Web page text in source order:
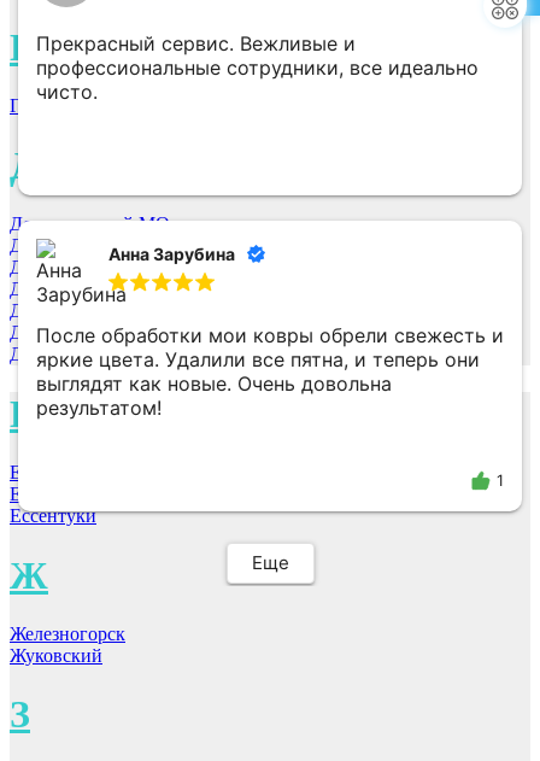
Г
Гурьевск
Д
Долгопрудный МО
Дзержинск
Дмитровоград
Дербент
Домодедово
Дубна
Донской
Е
Екатеринбург
Елец
Ессентуки
Ж
Железногорск
Жуковский
З
Прекрасный сервис. Вежливые и
профессиональные сотрудники, все идеально
чисто.
Анна Зарубина
После обработки мои ковры обрели свежесть и
яркие цвета. Удалили все пятна, и теперь они
выглядят как новые. Очень довольна
результатом!
1
Еще